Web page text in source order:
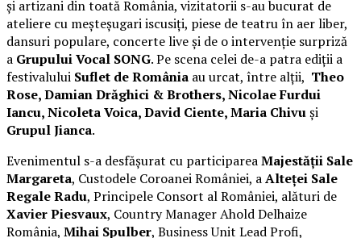
și artizani din toată România, vizitatorii s-au bucurat de
ateliere cu meșteșugari iscusiți, piese de teatru în aer liber,
dansuri populare, concerte live și de o intervenție surpriză
a Grupului Vocal SONG. Pe scena celei de-a patra ediții a
festivalului Suflet de România au urcat, între alții, Theo
Rose, Damian Drăghici & Brothers, Nicolae Furdui
Iancu, Nicoleta Voica, David Ciente, Maria Chivuși
Grupul Jianca.
Evenimentul s-a desfășurat cu participareaMajestății Sale
Margareta, Custodele Coroanei României, aAlteței Sale
Regale Radu, Principele Consort al României, alături de
Xavier Piesvaux, Country Manager Ahold Delhaize
România, Mihai Spulber, Business Unit Lead Profi,